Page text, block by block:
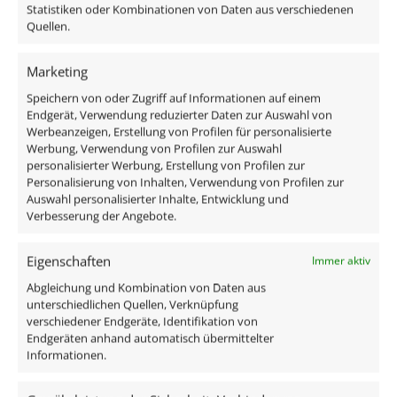
Statistiken oder Kombinationen von Daten aus verschiedenen
Quellen.
Marketing
Speichern von oder Zugriff auf Informationen auf einem
Endgerät, Verwendung reduzierter Daten zur Auswahl von
Werbeanzeigen, Erstellung von Profilen für personalisierte
Werbung, Verwendung von Profilen zur Auswahl
personalisierter Werbung, Erstellung von Profilen zur
Personalisierung von Inhalten, Verwendung von Profilen zur
Auswahl personalisierter Inhalte, Entwicklung und
Verbesserung der Angebote.
Eigenschaften Immer aktiv
Abgleichung und Kombination von Daten aus
unterschiedlichen Quellen, Verknüpfung
verschiedener Endgeräte, Identifikation von
Endgeräten anhand automatisch übermittelter
Informationen.
Material
Form
Rund
Marke / Hersteller
Luxvenum
Mehr anzeigen
Ähnliche Produkte